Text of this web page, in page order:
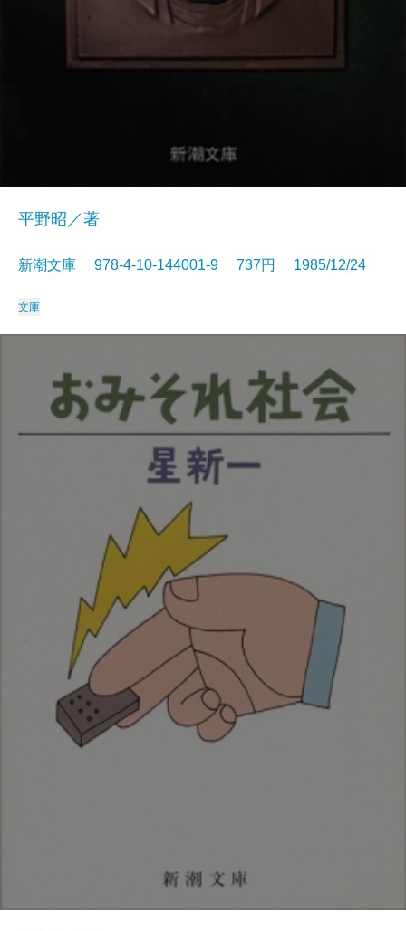
平野昭／著
新潮文庫 978-4-10-144001-9 737円 1985/12/24
文庫